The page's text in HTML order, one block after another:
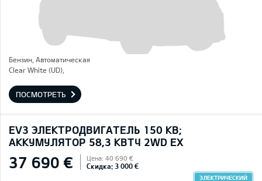
Бензин, Автоматическая
Clear White (UD),
ПОСМОТРЕТЬ
EV3 ЭЛЕКТРОДВИГАТЕЛЬ 150 КВ;
AККУМУЛЯТОР 58,3 КВТЧ 2WD EX
37 690 € Цена: 40 690 €
Скидка: 3 000 €
ЭЛЕКТРИЧЕСКИЙ